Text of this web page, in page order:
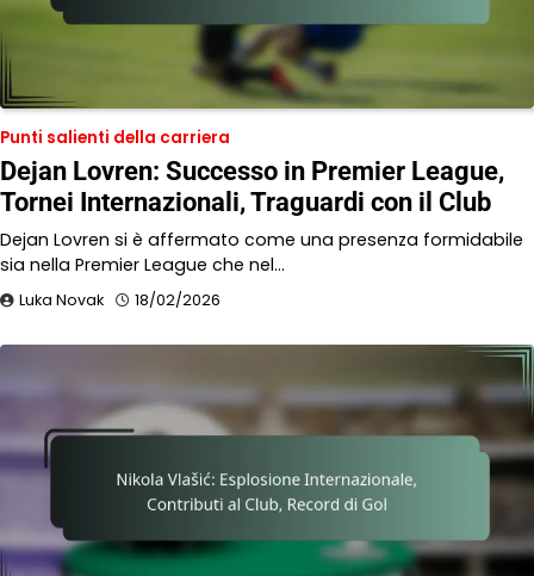
Punti salienti della carriera
Dejan Lovren: Successo in Premier League,
Tornei Internazionali, Traguardi con il Club
Dejan Lovren si è affermato come una presenza formidabile
sia nella Premier League che nel…
Luka Novak 18/02/2026